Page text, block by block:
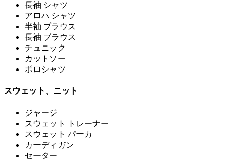
長袖 シャツ
アロハ シャツ
半袖 ブラウス
長袖 ブラウス
チュニック
カットソー
ポロシャツ
スウェット、ニット
ジャージ
スウェット トレーナー
スウェット パーカ
カーディガン
セーター